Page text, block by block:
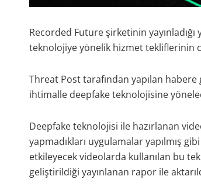
Recorded Future şirketinin
teknolojiye yönelik hizmet tekliflerinin
Threat Post tarafından yapılan
ihtimalle deepfake teknolojisine
Deepfake teknolojisi ile hazırlanan
yapmadıkları uygulamalar yapılmış
etkileyecek videolarda kullanılan bu
geliştirildiği yayınlanan rapor ile